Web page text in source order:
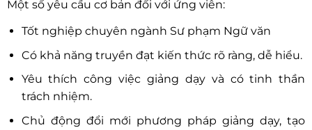
Một số yêu cầu cơ bản đối với ứng viên:
Tốt nghiệp chuyên ngành Sư phạm Ngữ văn
Có khả năng truyền đạt kiến thức rõ ràng, dễ hiểu.
Yêu thích công việc giảng dạy và có tinh thần
trách nhiệm.
Chủ động đổi mới phương pháp giảng dạy, tạo